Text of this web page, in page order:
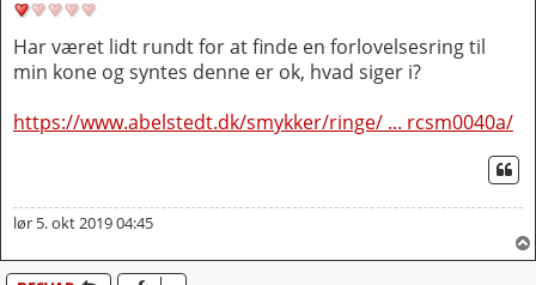
Har været lidt rundt for at finde en forlovelsesring til
min kone og syntes denne er ok, hvad siger i?
https://www.abelstedt.dk/smykker/ringe/ ... rcsm0040a/
lør 5. okt 2019 04:45